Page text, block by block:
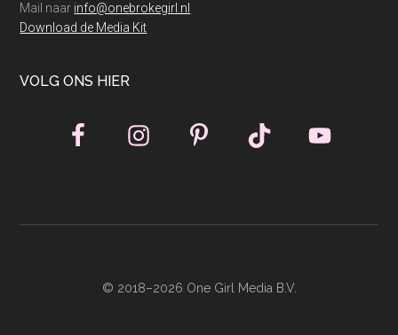
Mail naar info@onebrokegirl.nl
Download de Media Kit
VOLG ONS HIER
© 2018–2026 One Girl Media B.V.